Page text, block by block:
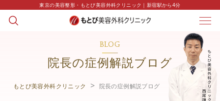
東京の美容整形・もとび美容外科クリニック｜新宿駅から4分
BLOG
院長の症例解説ブログ
もとび美容外科クリニック 院長の症例解説ブログ